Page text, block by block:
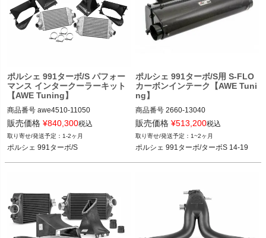
ポルシェ 991ターボ/S パフォー
マンス インタークーラーキット
【AWE Tuning】
商品番号 awe4510-11050
ポルシェ 991ターボ/S 14-19
販売価格 ¥840,300税込
1-2ヶ月
ポルシェ 991ターボ/S
ポルシェ 991ターボ/S用 S-FLO
カーボンインテーク【AWE Tuni
ng】
商品番号 2660-13040
2660-13040
販売価格 ¥513,200税込
1~2ヶ月
ポルシェ 991ターボ/ターボS 14-19